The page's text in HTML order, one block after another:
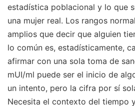
estadística poblacional y lo que
una mujer real. Los rangos
amplios que decir que alguien
lo común es, estadísticamente,
afirmar con una sola toma de
mUI/ml puede ser el inicio de
un intento, pero la cifra por sí
Necesita el contexto del tiempo